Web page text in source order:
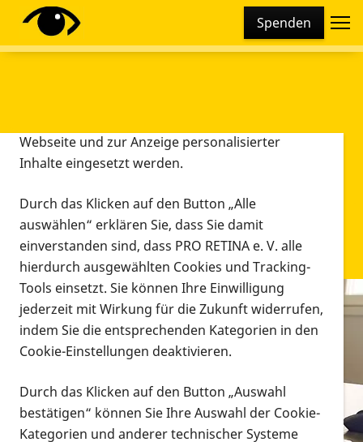
Spenden
Infomaterial
Infomaterial
Vorlesen
Alle Infomaterialien in verschiedenen
Diese Webseite setzt verschiedene Cookies und
Tracking-Tools ein. Dies beinhaltet Cookies und
Webseite und zur Anzeige personalisierter
Inhalte eingesetzt werden.
Durch das Klicken auf den Button „Alle
auswählen“ erklären Sie, dass Sie damit
einverstanden sind, dass PRO RETINA e. V. alle
hierdurch ausgewählten Cookies und Tracking-
Tools einsetzt. Sie können Ihre Einwilligung
jederzeit mit Wirkung für die Zukunft widerrufen,
indem Sie die entsprechenden Kategorien in den
Cookie-Einstellungen deaktivieren.
Durch das Klicken auf den Button „Auswahl
bestätigen“ können Sie Ihre Auswahl der Cookie-
Kategorien und anderer technischer Systeme